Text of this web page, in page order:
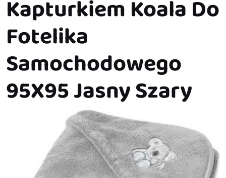
Kapturkiem Koala Do
Fotelika
Samochodowego
95X95 Jasny Szary